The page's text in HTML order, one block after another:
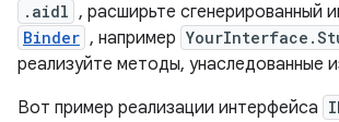
.aidl , расширьте сгенерированный
Binder , например
реализуйте методы, унаследованные
Вот пример реализации интерфейса